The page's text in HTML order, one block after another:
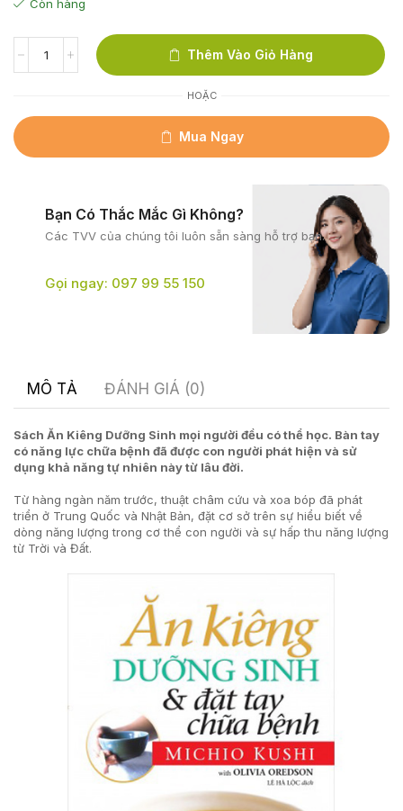
Còn hàng
Thêm Vào Giỏ Hàng
HOẶC
Mua Ngay
Bạn Có Thắc Mắc Gì Không?
Các TVV của chúng tôi luôn sẵn sàng hỗ trợ bạn.
Gọi ngay: 097 99 55 150
MÔ TẢ ĐÁNH GIÁ (0)
Sách Ăn Kiêng Dưỡng Sinh mọi người đều có thể học. Bàn tay
có năng lực chữa bệnh đã được con người phát hiện và sử
dụng khả năng tự nhiên này từ lâu đời.
Từ hàng ngàn năm trước, thuật châm cứu và xoa bóp đã phát
triển ở Trung Quốc và Nhật Bản, đặt cơ sở trên sự hiểu biết về
dòng năng lượng trong cơ thể con người và sự hấp thu năng lượng
từ Trời và Đất.